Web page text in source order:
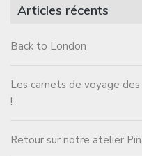
Articles récents
Back to London
Les carnets de voyage
!
Retour sur notre atelier